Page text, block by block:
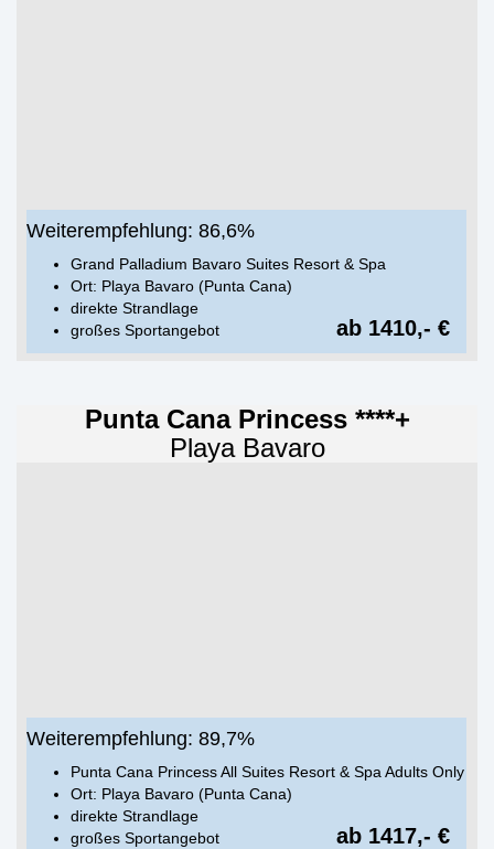
Weiterempfehlung: 86,6%
Grand Palladium Bavaro Suites Resort & Spa
Ort: Playa Bavaro (Punta Cana)
direkte Strandlage
großes Sportangebot
ab 1410,- €
Punta Cana Princess ****+
Playa Bavaro
Weiterempfehlung: 89,7%
Punta Cana Princess All Suites Resort & Spa Adults Only
Ort: Playa Bavaro (Punta Cana)
direkte Strandlage
großes Sportangebot
ab 1417,- €